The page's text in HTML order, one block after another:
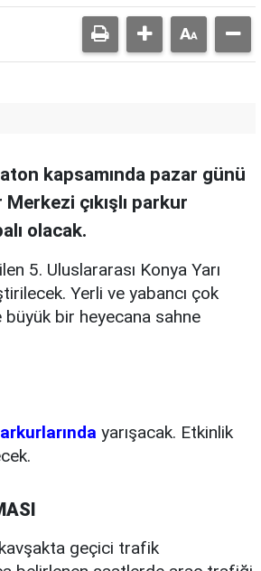
kapsamında pazar günü
çıkışlı parkur
olacak.
5. Uluslararası Konya Yarı
Yerli ve yabancı çok
büyük bir heyecana sahne
yarışacak. Etkinlik
geçici trafik